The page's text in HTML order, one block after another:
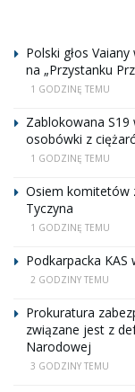
Polski głos
na „Przystanku
1 GODZINĘ TEMU
Zablokowana
osobówki z
1 GODZINĘ TEMU
Osiem komitetów
Tyczyna
1 GODZINĘ TEMU
Podkarpacka KAS
2 GODZINY TEMU
Prokuratura
związane jest z
Narodowej
3 GODZINY TEMU